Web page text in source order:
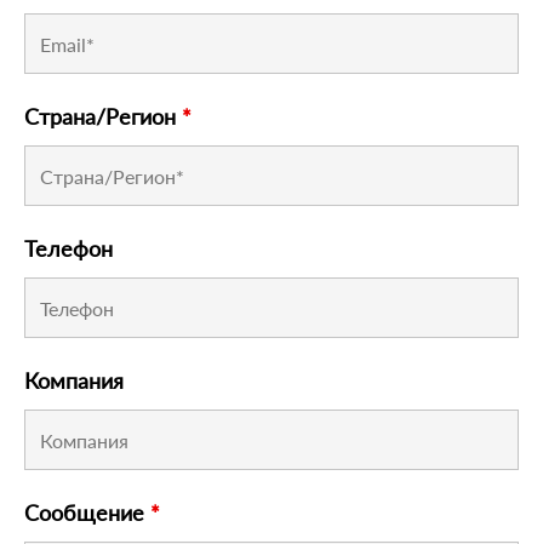
Страна/Регион *
Телефон
Компания
Сообщение *